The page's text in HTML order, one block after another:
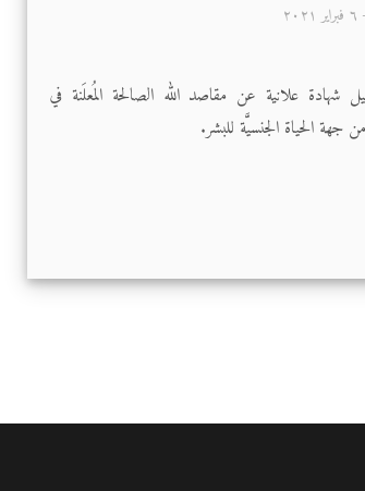
٦ فبراير ۲۰۲۱
شهادة علانية عن مقاصد الله الصالحة المُعلَنة في
جهة الحياة الجنسيَّة للبشر.